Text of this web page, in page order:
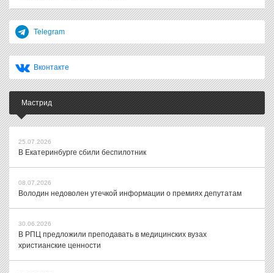
Telegram
Вконтакте
Мастрид
25.07.2026
В Екатеринбурге сбили беспилотник
08.07.2026
Володин недоволен утечкой информации о премиях депутатам
30.06.2026
В РПЦ предложили преподавать в медицинских вузах
христианские ценности